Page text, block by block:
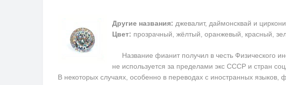
Другие названия: джевалит, даймонсквай и
Цвет: прозрачный, жёлтый, оранжевый, красный,
Название фианит получил в честь Физического
не используется за пределами экс СССР и стран
В некоторых случаях, особенно в переводах с иностранных